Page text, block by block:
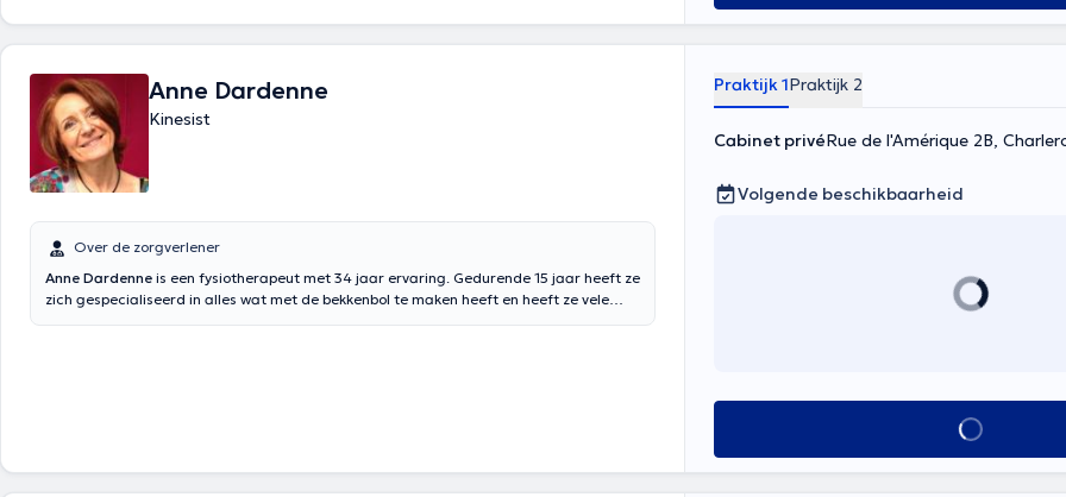
Anne Dardenne
Kinesist
Over de zorgverlener
Anne Dardenne is een fysiotherapeut met 34 jaar ervaring. Gedurende 15 jaar heeft ze
zich gespecialiseerd in alles wat met de bekkenbol te maken heeft en heeft ze vele
Praktijk 1Praktijk 2
Cabinet privéRue de l'Amérique 2B,
Volgende beschikbaarheid
Alles zien